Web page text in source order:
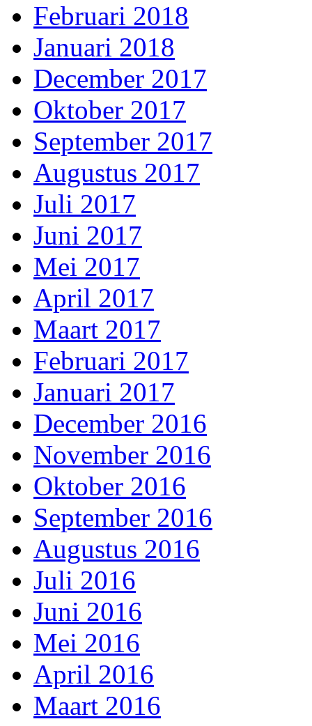
Februari 2018
Januari 2018
December 2017
Oktober 2017
September 2017
Augustus 2017
Juli 2017
Juni 2017
Mei 2017
April 2017
Maart 2017
Februari 2017
Januari 2017
December 2016
November 2016
Oktober 2016
September 2016
Augustus 2016
Juli 2016
Juni 2016
Mei 2016
April 2016
Maart 2016